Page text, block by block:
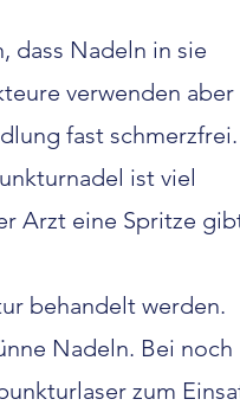
dass Nadeln in sie
verwenden aber
fast schmerzfrei.
ist viel
Arzt eine Spritze
behandelt werden.
Nadeln. Bei noch
zum